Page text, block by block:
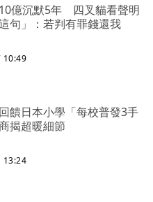
億沉默5年 四叉貓看聲明
句」：若判有罪錢還我
10:49
饋日本小學「每校普發3手
揭超暖細節
13:24